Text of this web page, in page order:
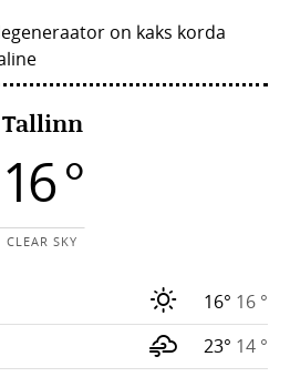
on kaks korda
Tallinn
16 °
CLEAR SKY
16° 16 °
23° 14 °